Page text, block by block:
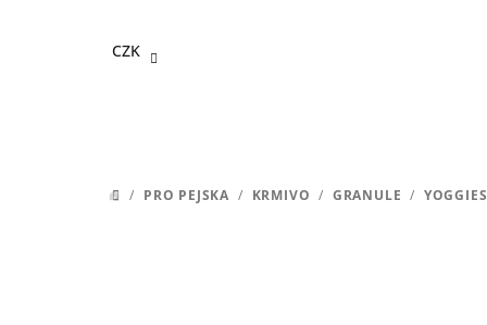
CZK
DOMŮ
/ PRO PEJSKA / KRMIVO / GRANULE / YOGGIES